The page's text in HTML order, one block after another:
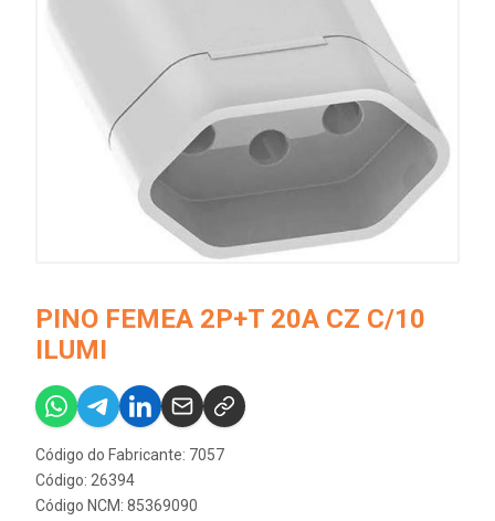
PINO FEMEA 2P+T 20A CZ C/10
ILUMI
Código do Fabricante: 7057
Código: 26394
Código NCM: 85369090